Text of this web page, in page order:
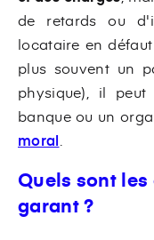
de retards ou
locataire en
plus souvent un
physique), il
banque ou un
moral
Quels sont
garant ?